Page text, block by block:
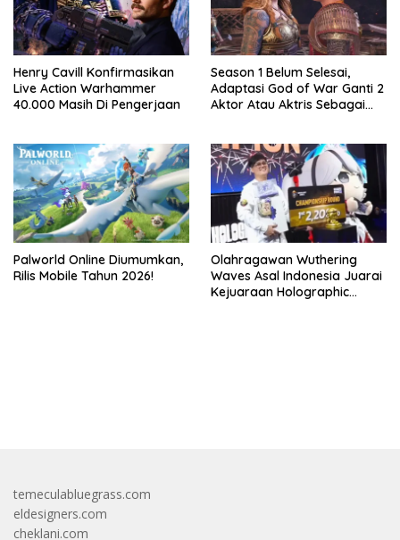
Henry Cavill Konfirmasikan
Live Action Warhammer
40.000 Masih Di Pengerjaan
Season 1 Belum Selesai,
Adaptasi God of War Ganti 2
Aktor Atau Aktris Sebagai
Palworld Online Diumumkan,
Rilis Mobile Tahun 2026!
Olahragawan Wuthering
Waves Asal Indonesia Juarai
Kejuaraan Holographic
temeculabluegrass.com
eldesigners.com
cheklani.com